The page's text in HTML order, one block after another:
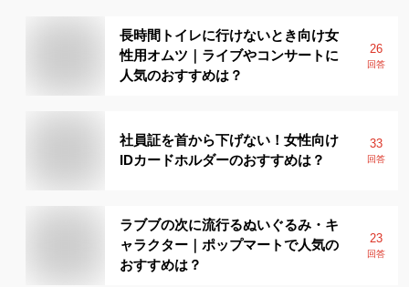
長時間トイレに行けないとき向け女
性用オムツ｜ライブやコンサートに
人気のおすすめは？
26
回答
社員証を首から下げない！女性向け
IDカードホルダーのおすすめは？
33
回答
ラブブの次に流行るぬいぐるみ・キ
ャラクター｜ポップマートで人気の
おすすめは？
23
回答